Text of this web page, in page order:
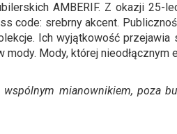
AMBERIF. Z okazji 25-
code: srebrny akcent.
Ich wyjątkowość przejawia
Mody, której nieodłącznym
mianownikiem, poza